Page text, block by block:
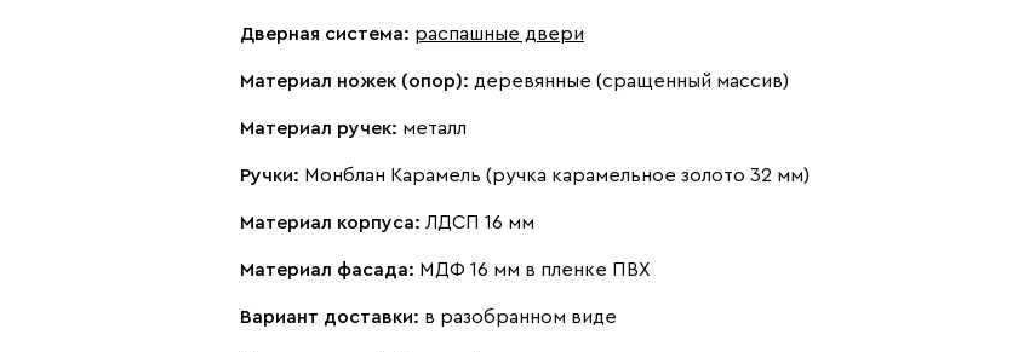
Дверная система: распашные двери
Материал ножек (опор): деревянные (сращенный массив)
Материал ручек: металл
Ручки: Монблан Карамель (ручка карамельное золото 32 мм)
Материал корпуса: ЛДСП 16 мм
Материал фасада: МДФ 16 мм в пленке ПВХ
Вариант доставки: в разобранном виде